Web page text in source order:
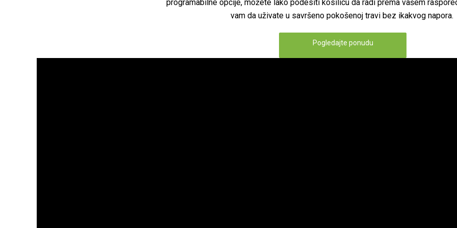
programabilne opcije, možete lako podesiti kosilicu da radi prema vašem
vam da uživate u savršeno pokošenoj travi bez ikakvog napora.
Pogledajte ponudu